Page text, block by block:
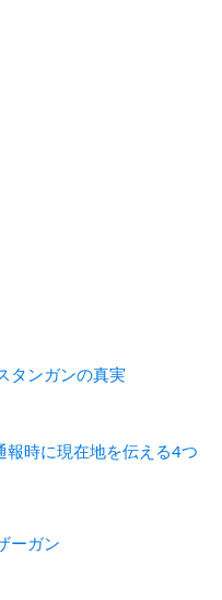
ンガンの真実
時に現在地を伝える4つ
ーガン